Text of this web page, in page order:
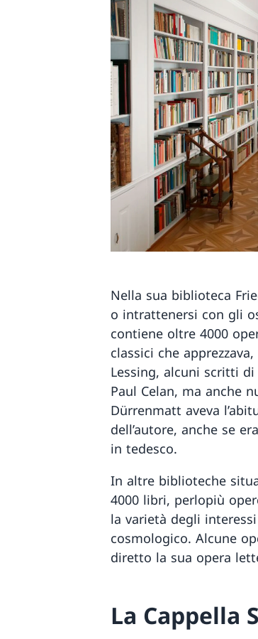
Nella sua biblioteca
o intrattenersi con gli
contiene oltre 4000
classici che
Lessing, alcuni scritti
Paul Celan, ma anche
Dürrenmatt aveva
dell’autore, anche se
in tedesco.
In altre biblioteche
4000 libri, perlopiù
la varietà degli
cosmologico. Alcune
diretto la sua opera
La Cappella